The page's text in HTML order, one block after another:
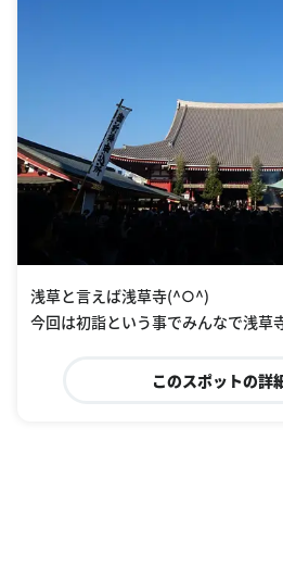
浅草と言えば浅草寺(^○^)
今回は初詣という事でみんなで浅草
このスポットの詳